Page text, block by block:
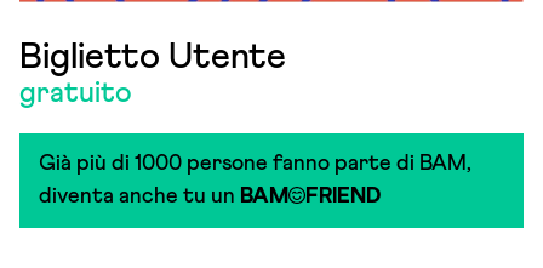
Biglietto Utente
gratuito
Già più di 1000 persone fanno parte di BAM,
diventa anche tu un BAM FRIEND